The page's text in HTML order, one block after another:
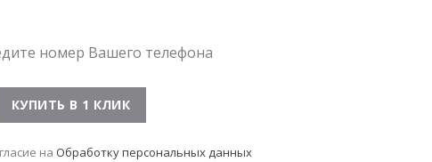
номер Вашего телефона
на Обработку персональных данных